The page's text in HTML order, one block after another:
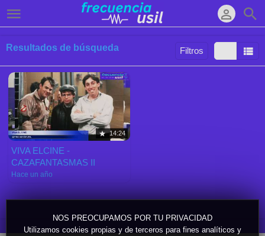
NOS PREOCUPAMOS POR TU PRIVACIDAD
Utilizamos cookies propias y de terceros para fines analíticos y
Filtros
Resultados de búsqueda
Ordenar por:
14:24
VIVA ELCINE -
CAZAFANTASMAS II
Hace un año